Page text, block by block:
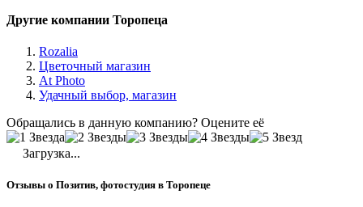
Другие компании Торопеца
Rozalia
Цветочный магазин
At Photo
Удачный выбор, магазин
Обращались в данную компанию? Оцените её
Загрузка...
Отзывы о Позитив, фотостудия в Торопеце